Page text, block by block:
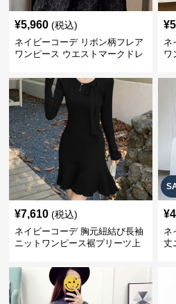
¥5,960 (税込)
ネイビーコーデ リボン柄フレア
ワンピース ウエストマークドレ
¥
ネ
ワ
¥7,610 (税込)
ネイビーコーデ 胸元紐結び長袖
ニットワンピース裾プリーツ上
¥
ネ
丈